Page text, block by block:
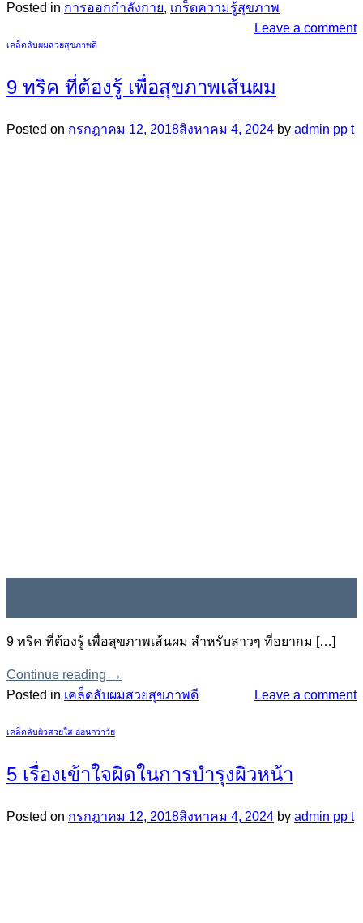
Posted in การออกกำลังกาย, เกร็ดความรู้สุขภาพ
Leave a comment
เคล็ดลับผมสวยสุขภาพดี
9 ทริค ที่ต้องรู้ เพื่อสุขภาพเส้นผม
Posted on กรกฎาคม 12, 2018สิงหาคม 4, 2024 by admin pp t
9 ทริค ที่ต้องรู้ เพื่อสุขภาพเส้นผม สำหรับสาวๆ ที่อยากม […]
Continue reading →
Posted in เคล็ดลับผมสวยสุขภาพดี Leave a comment
เคล็ดลับผิวสวยใส อ่อนกว่าวัย
5 เรื่องเข้าใจผิดในการบำรุงผิวหน้า
Posted on กรกฎาคม 12, 2018สิงหาคม 4, 2024 by admin pp t